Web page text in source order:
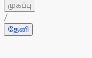
முகப்பு
/
தேனி